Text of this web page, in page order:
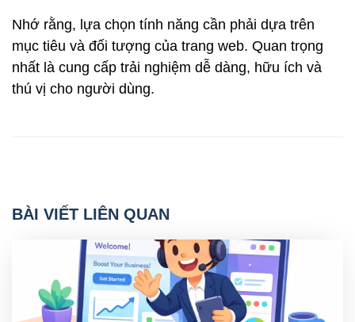
Nhớ rằng, lựa chọn tính năng cần phải dựa trên
mục tiêu và đối tượng của trang web. Quan trọng
nhất là cung cấp trải nghiệm dễ dàng, hữu ích và
thú vị cho người dùng.
BÀI VIẾT LIÊN QUAN